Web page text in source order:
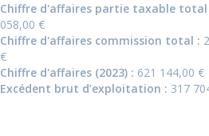
Chiffre d'affaires partie taxable total
058,00 €
Chiffre d'affaires commission total :
€
Chiffre d'affaires (2023) : 621 144,00 €
Excédent brut d’exploitation : 317